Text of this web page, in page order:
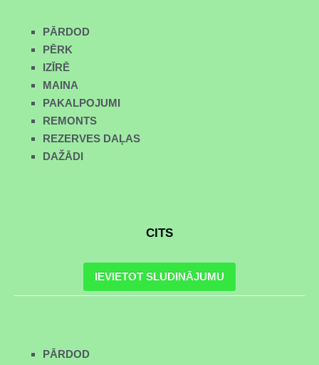
PĀRDOD
PĒRK
IZĪRĒ
MAINA
PAKALPOJUMI
REMONTS
REZERVES DAĻAS
DAŽĀDI
CITS
IEVIETOT SLUDINĀJUMU
PĀRDOD